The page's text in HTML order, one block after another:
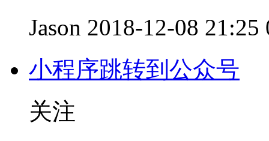
Jason 2018-12-08 21:25
小程序跳转到公众号
关注